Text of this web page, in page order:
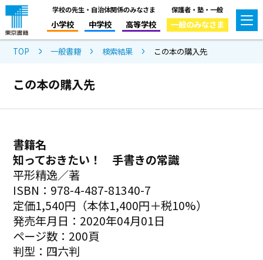
学校の先生・自治体関係のみなさま
小学校 中学校 高等学校
保護者・塾・一般
一般のみなさま
TOP 一般書籍 検索結果 この本の購入先
この本の購入先
書籍名
知っておきたい！ 手書きの常識
平形精逸／著
ISBN：978-4-487-81340-7
定価1,540円（本体1,400円＋税10%）
発売年月日：2020年04月01日
ページ数：200頁
判型：四六判